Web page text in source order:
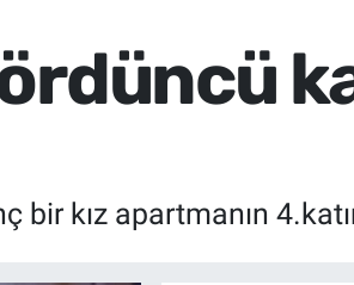
bir kız apartmanın